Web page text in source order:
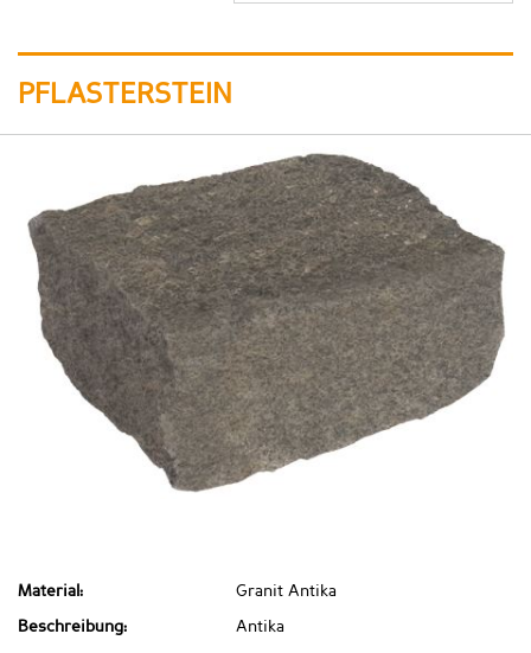
PFLASTERSTEIN
Material: Granit Antika
Beschreibung: Antika